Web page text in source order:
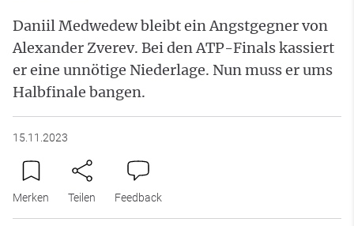
Daniil Medwedew bleibt ein Angstgegner von
Alexander Zverev. Bei den ATP-Finals kassiert
er eine unnötige Niederlage. Nun muss er ums
Halbfinale bangen.
15.11.2023
Merken Teilen Feedback